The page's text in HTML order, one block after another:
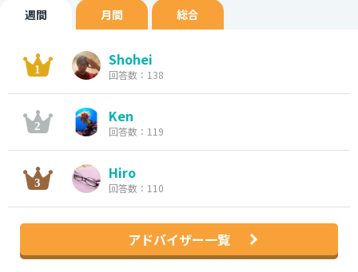
週間 月間 総合
Shohei
回答数：138
Ken
回答数：119
Hiro
回答数：110
アドバイザー一覧